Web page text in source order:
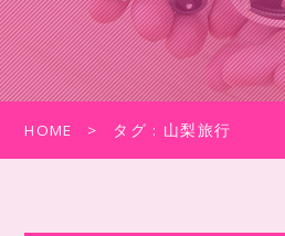
HOME タグ : 山梨旅行